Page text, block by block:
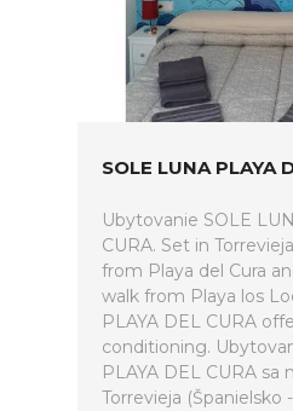
SOLE LUNA PLAYA
Ubytovanie SOLE
CURA. Set in
from Playa del Cura
walk from Playa los
PLAYA DEL CURA
conditioning.
PLAYA DEL CURA sa
Torrevieja (Španielsko